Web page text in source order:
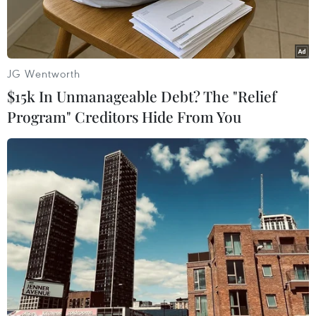
dịch.
Ảnh minh họa. (Nguồn: THX/TTXVN)
Theo phóng viên TTXVN tại Tokyo, ngày 15/2,
Văn phòng Nội các Nhật Bản cho biết Tổng sản
phẩm quốc nội (GDP) thực tế của nước này
JG Wentworth
$15k In Unmanageable Debt? The "Relief
Program" Creditors Hide From You